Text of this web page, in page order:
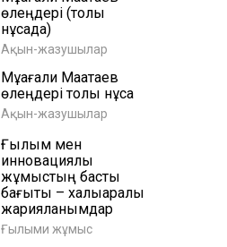
өлеңдері (толық
нұсқада)
Ақын-жазушылар
Мұқағали Мақатаев
өлеңдері толық нұсқа
Ақын-жазушылар
Ғылым мен
инновациялық
жұмыстың басты
бағыты – халықаралық
жарияланымдар
Ғылыми жұмыс